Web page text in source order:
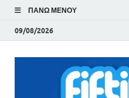
ΠΆΝΩ ΜΕΝΟΎ
09/08/2026